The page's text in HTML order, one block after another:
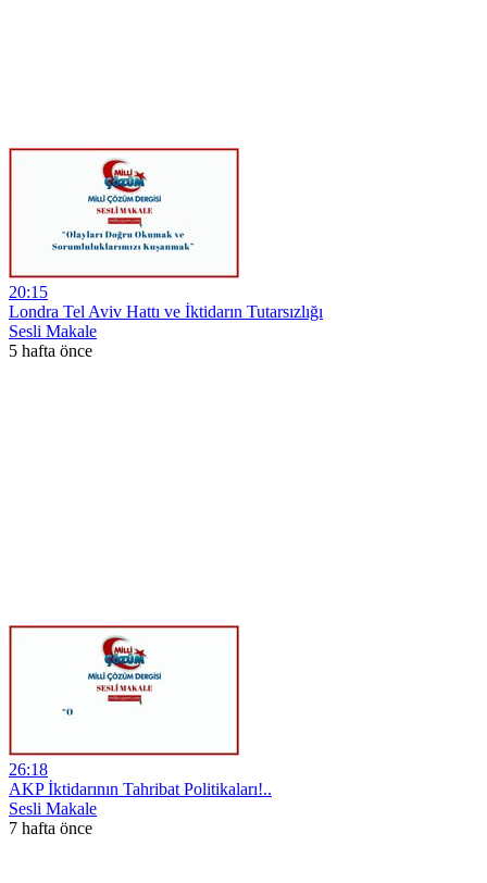
20:15
Londra Tel Aviv Hattı ve İktidarın Tutarsızlığı
Sesli Makale
5 hafta önce
26:18
AKP İktidarının Tahribat Politikaları!..
Sesli Makale
7 hafta önce